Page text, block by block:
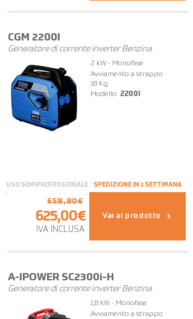
CGM 2200I
Generatore di corrente inverter Benzina
USO SEMIPROFESSIONALE
2 kW - Monofase
Avviamento a strappo
18 Kg
Modello: 2200I
SPEDIZIONE IN 1 SETTIMANA
625,00€
658,80€
IVA INCLUSA
Vai al prodotto
A-IPOWER SC2300i-H
Generatore di corrente inverter Benzina
1,8 kW - Monofase
Avviamento a strappo